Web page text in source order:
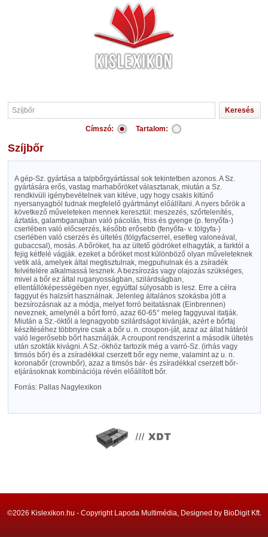
Címszó: Tartalom:
Szíjbőr
A gép-Sz. gyártása a talpbőrgyártással sok tekintetben azonos. A Sz.
gyártására erős, vastag marhabőröket választanak, miután a Sz.
rendkivüli igénybevételnek van kitéve, ugy hogy csakis kitünő
nyersanyagból tudnak megfelelő gyártmányt előállítani. A nyers bőrök a
következő műveleteken mennek keresztül: meszezés, szőrtelenítés,
áztatás, galambganajban való pácolás, friss és gyenge (p. fenyőfa-)
cserlében való előcserzés, később erősebb (fenyőfa- v. tölgyfa-)
cserlében való cserzés és ültetés (tölgyfacserrel, esetleg valoneával,
gubaccsal), mosás. A bőröket, ha az ültető gödröket elhagyták, a farktól a
fejig kétfelé vágják. ezeket a bőröket most különböző olyan műveleteknek
vetik alá, amelyek által megtisztulnak, megpuhulnak és a zsíradék
felvételére alkalmassá lesznek. A bezsírozás vagy olajozás szükséges,
mivel a bőr ez által ruganyosságban, szilárdságban,
ellentállóképességében nyer, egyúttal súlyosabb is lesz. Erre a célra
faggyut és halzsírt használnak. Jelenleg általános szokásba jött a
bezsírozásnak az a módja, melyet forró beitatásnak (Einbrennen)
neveznek, amelynél a bőrt forró, azaz 60-65° meleg faggyuval itatják.
Miután a Sz.-öktől a legnagyobb szilárdságot kivánják, azért e bőrfaj
készítéséhez többnyire csak a bőr u. n. croupon-ját, azaz az állat hátáról
való legerősebb bőrt használják. A croupont rendszerint a második ültetés
után szokták kivágni. A Sz.-ökhöz tartozik még a varró-Sz. (irhás vagy
timsós bőr) és a zsíradékkal cserzett bőr egy neme, valamint az u. n.
koronabőr (crownbőr), azaz a timsós bár- és zsíradékkal cserzett bőr-
eljárásoknak kombinációja révén előállított bőr.
Forrás: Pallas Nagylexikon
©2026 Kislexikon.hu - Copyright Lapoda Multimédia, Designed by BioDigit Kft.